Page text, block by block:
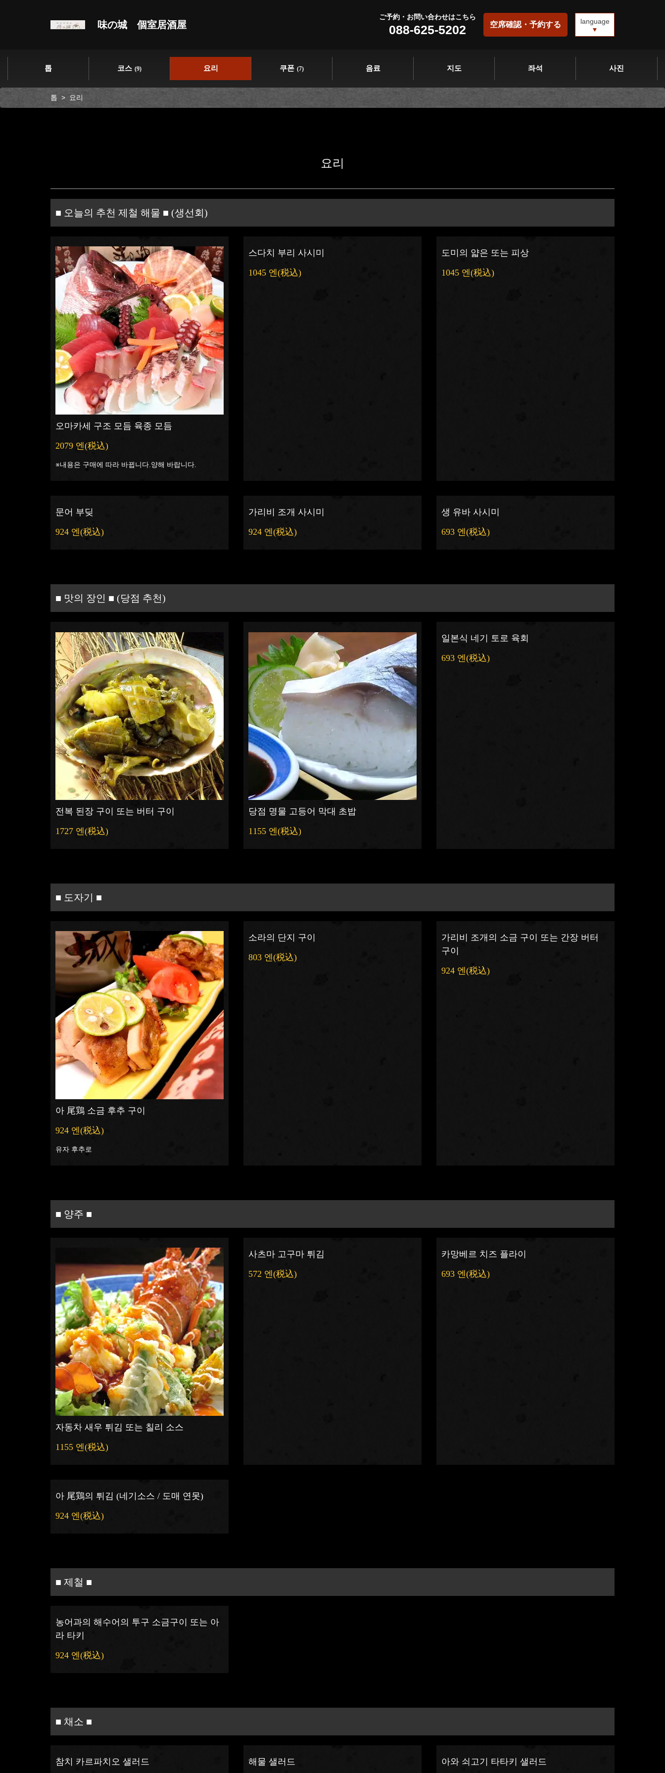
味の城 個室居酒屋
ご予約・お問い合わせはこちら
088-625-5202 空席確認・予約する language
톱 코스 (9) 요리 쿠폰 (7) 음료 지도 좌석 사진
톱 요리
요리
■ 오늘의 추천 제철 해물 ■ (생선회)
오마카세 구조 모듬 육종 모듬
2079 엔(税込)
※내용은 구매에 따라 바뀝니다.양해 바랍니다.
스다치 부리 사시미
1045 엔(税込)
도미의 얇은 또는 피상
1045 엔(税込)
문어 부딪
924 엔(税込)
가리비 조개 사시미
924 엔(税込)
생 유바 사시미
693 엔(税込)
■ 맛의 장인 ■ (당점 추천)
전복 된장 구이 또는 버터 구이
1727 엔(税込)
당점 명물 고등어 막대 초밥
1155 엔(税込)
일본식 네기 토로 육회
693 엔(税込)
■ 도자기 ■
아 尾鶏 소금 후추 구이
924 엔(税込)
유자 후추로
소라의 단지 구이
803 엔(税込)
가리비 조개의 소금 구이 또는 간장 버터
구이
924 엔(税込)
■ 양주 ■
자동차 새우 튀김 또는 칠리 소스
1155 엔(税込)
사츠마 고구마 튀김
572 엔(税込)
카망베르 치즈 플라이
693 엔(税込)
아 尾鶏의 튀김 (네기소스 / 도매 연못)
924 엔(税込)
■ 제철 ■
농어과의 해수어의 투구 소금구이 또는 아
라 타키
924 엔(税込)
■ 채소 ■
참치 카르파치오 샐러드 해물 샐러드 아와 쇠고기 타타키 샐러드